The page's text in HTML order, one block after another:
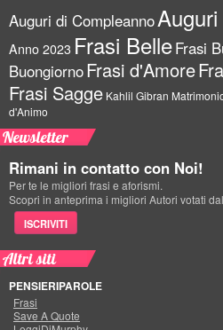
Auguri di Compleanno
Anno 2023 Frasi BelleFrasi
BuongiornoFrasi d'Amore
Frasi Sagge Kahlil Gibran
d'Animo
Newsletter
Rimani in contatto con Noi!
Per te le migliori frasi e aforismi.
Scopri in anteprima i migliori Autori votati
ISCRIVITI
Altri siti
PENSIERIPAROLE
Frasi
Save A Quote